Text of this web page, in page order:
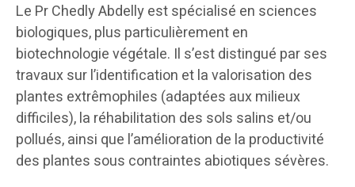
Le Pr Chedly Abdelly est spécialisé en sciences
biologiques, plus particulièrement en
biotechnologie végétale. Il s’est distingué par ses
travaux sur l’identification et la valorisation des
plantes extrêmophiles (adaptées aux milieux
difficiles), la réhabilitation des sols salins et/ou
pollués, ainsi que l’amélioration de la productivité
des plantes sous contraintes abiotiques sévères.